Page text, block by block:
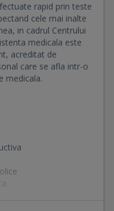
rapid prin teste
cele mai inalte
in cadrul Centrului
medicala este
acreditat de
care se afla intr-o
medicala.